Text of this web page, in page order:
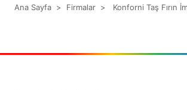
Ana Sayfa > Firmalar > Konforni Taş Fırın